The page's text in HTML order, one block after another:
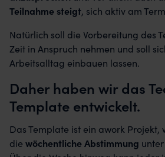
Teilnahme steigt, sich aktiv am
Natürlich soll die Vorbereitung des
Zeit in Anspruch nehmen und soll
Arbeitsalltag einbauen lassen.
Daher haben wir das
Template entwickelt.
Das Template ist ein awork Projekt,
die wöchentliche Abstimmung